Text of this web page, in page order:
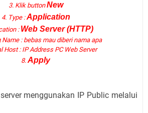
3. Klik buttonNew
4. Type :Application
: Web Server (HTTP)
Name : bebas mau diberi nama apa
Host : IP Address PC Web Server
8.Apply
menggunakan IP Public melalui